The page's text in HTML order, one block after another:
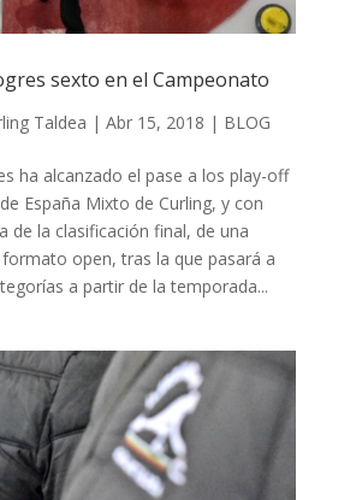
sexto en el Campeonato
Taldea | Abr 15, 2018 | BLOG
ha alcanzado el pase a los play-off
España Mixto de Curling, y con
de la clasificación final, de una
open, tras la que pasará a
a partir de la temporada...